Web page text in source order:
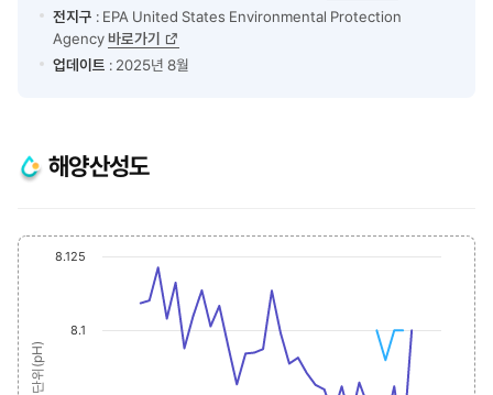
전지구 : EPA United States Environmental Protection
Agency바로가기
업데이트 : 2025년 8월
해양산성도
Chart
Line chart with 2 lines.
The chart has 1 X axis displaying values. Range: 1984 to 2022
The chart has 1 Y axis displaying 단위(pH). Data ranges from 8.0608 to
단위(pH)
8.1
8.125